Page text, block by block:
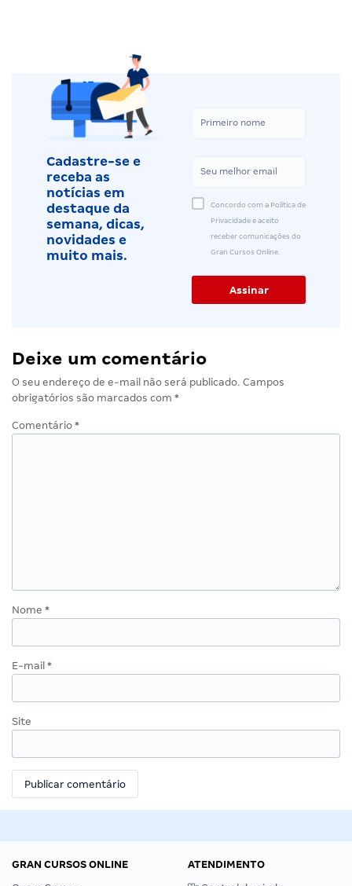
Cadastre-se e
receba as
notícias em
destaque da
semana, dicas,
novidades e
muito mais.
Concordo com a Política de
Privacidade e aceito
receber comunicações do
Gran Cursos Online.
Deixe um comentário
O seu endereço de e-mail não será publicado. Campos
obrigatórios são marcados com *
Comentário *
Nome *
E-mail *
Site
GRAN CURSOS ONLINE
ATENDIMENTO